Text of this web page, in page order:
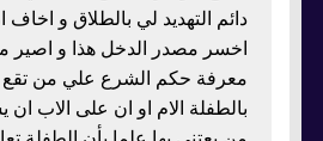
دائم التهديد لي بالطلاق و
اخسر مصدر الدخل هذا و اصير
معرفة حكم الشرع علي من تقع
بالطفلة الام او ان على الاب ان